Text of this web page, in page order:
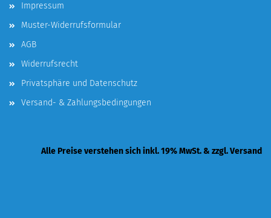
Impressum
Muster-Widerrufsformular
AGB
Widerrufsrecht
Privatsphäre und Datenschutz
Versand- & Zahlungsbedingungen
Alle Preise verstehen sich inkl. 19% MwSt. & zzgl. Versand